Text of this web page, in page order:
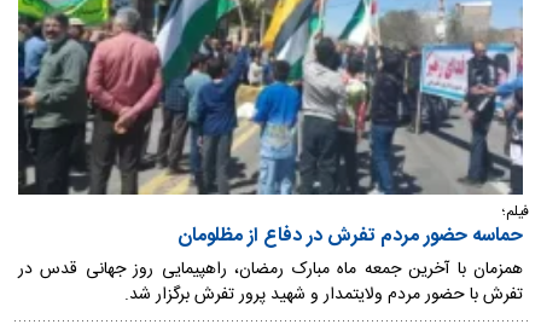
فیلم؛
حماسه حضور مردم تفرش در دفاع از مظلومان
همزمان با آخرین جمعه ماه مبارک رمضان، راهپیمایی روز جهانی قدس در
تفرش با حضور مردم ولایتمدار و شهید پرور تفرش برگزار شد.